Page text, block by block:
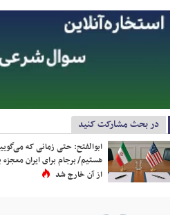
در بحث مشارکت کنید
ابوالفتح: حتی زمانی که
هستیم/ برجام برای ایران معجزه
از آن خارج شد